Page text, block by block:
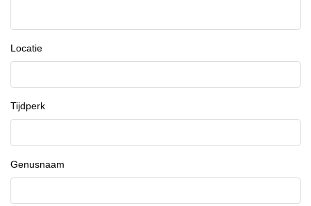
Locatie
Tijdperk
Genusnaam